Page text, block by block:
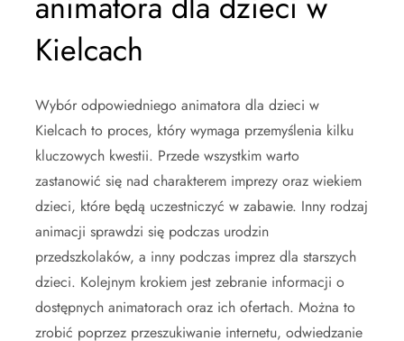
Kielcach
Wybór odpowiedniego animatora dla dzieci w
Kielcach to proces, który wymaga przemyślenia kilku
kluczowych kwestii. Przede wszystkim warto
zastanowić się nad charakterem imprezy oraz wiekiem
dzieci, które będą uczestniczyć w zabawie. Inny rodzaj
animacji sprawdzi się podczas urodzin
przedszkolaków, a inny podczas imprez dla starszych
dzieci. Kolejnym krokiem jest zebranie informacji o
dostępnych animatorach oraz ich ofertach. Można to
zrobić poprzez przeszukiwanie internetu, odwiedzanie